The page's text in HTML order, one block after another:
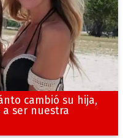
cambió su hija,
a ser nuestra